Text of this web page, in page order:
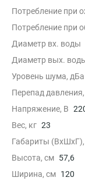
Потребление при
Потребление при
Диаметр вх. воды
Диаметр вых.
Уровень шума, дБа
Перепад
Напряжение, В
Вес, кг 23
Габариты
Высота, см 57,6
Ширина, см 120